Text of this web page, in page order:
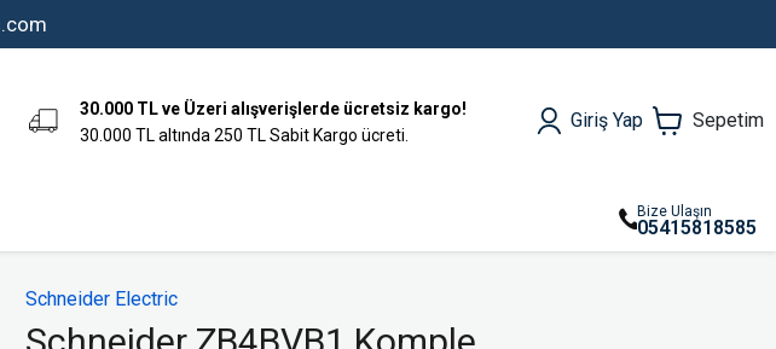
30.000 TL ve Üzeri alışverişlerde ücretsiz kargo!
30.000 TL altında 250 TL Sabit Kargo ücreti.
Giriş Yap Sepetim
Ürünleri
Bize Ulaşın
05415818585
Schneider Electric